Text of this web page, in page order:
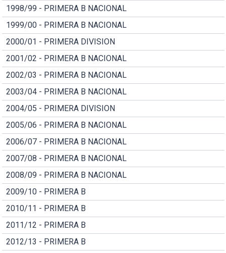
1998/99 - PRIMERA B NACIONAL
1999/00 - PRIMERA B NACIONAL
2000/01 - PRIMERA DIVISION
2001/02 - PRIMERA B NACIONAL
2002/03 - PRIMERA B NACIONAL
2003/04 - PRIMERA B NACIONAL
2004/05 - PRIMERA DIVISION
2005/06 - PRIMERA B NACIONAL
2006/07 - PRIMERA B NACIONAL
2007/08 - PRIMERA B NACIONAL
2008/09 - PRIMERA B NACIONAL
2009/10 - PRIMERA B
2010/11 - PRIMERA B
2011/12 - PRIMERA B
2012/13 - PRIMERA B